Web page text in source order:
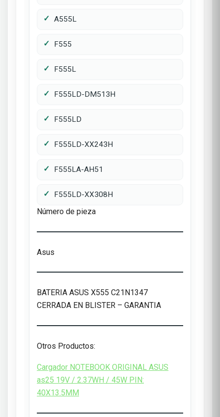
A555L
F555
F555L
F555LD-DM513H
F555LD
F555LD-XX243H
F555LA-AH51
F555LD-XX308H
Número de pieza
Asus
BATERIA ASUS X555 C21N1347
CERRADA EN BLISTER – GARANTIA
Otros Productos:
Cargador NOTEBOOK ORIGINAL ASUS
as25 19V / 2.37WH / 45W PIN:
40X13.5MM